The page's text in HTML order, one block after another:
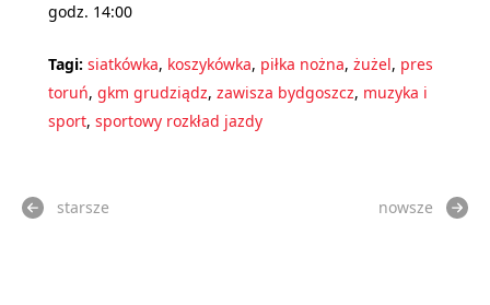
godz. 14:00
Tagi: siatkówka, koszykówka, piłka nożna, żużel, pres
toruń, gkm grudziądz, zawisza bydgoszcz, muzyka i
sport, sportowy rozkład jazdy
starsze nowsze